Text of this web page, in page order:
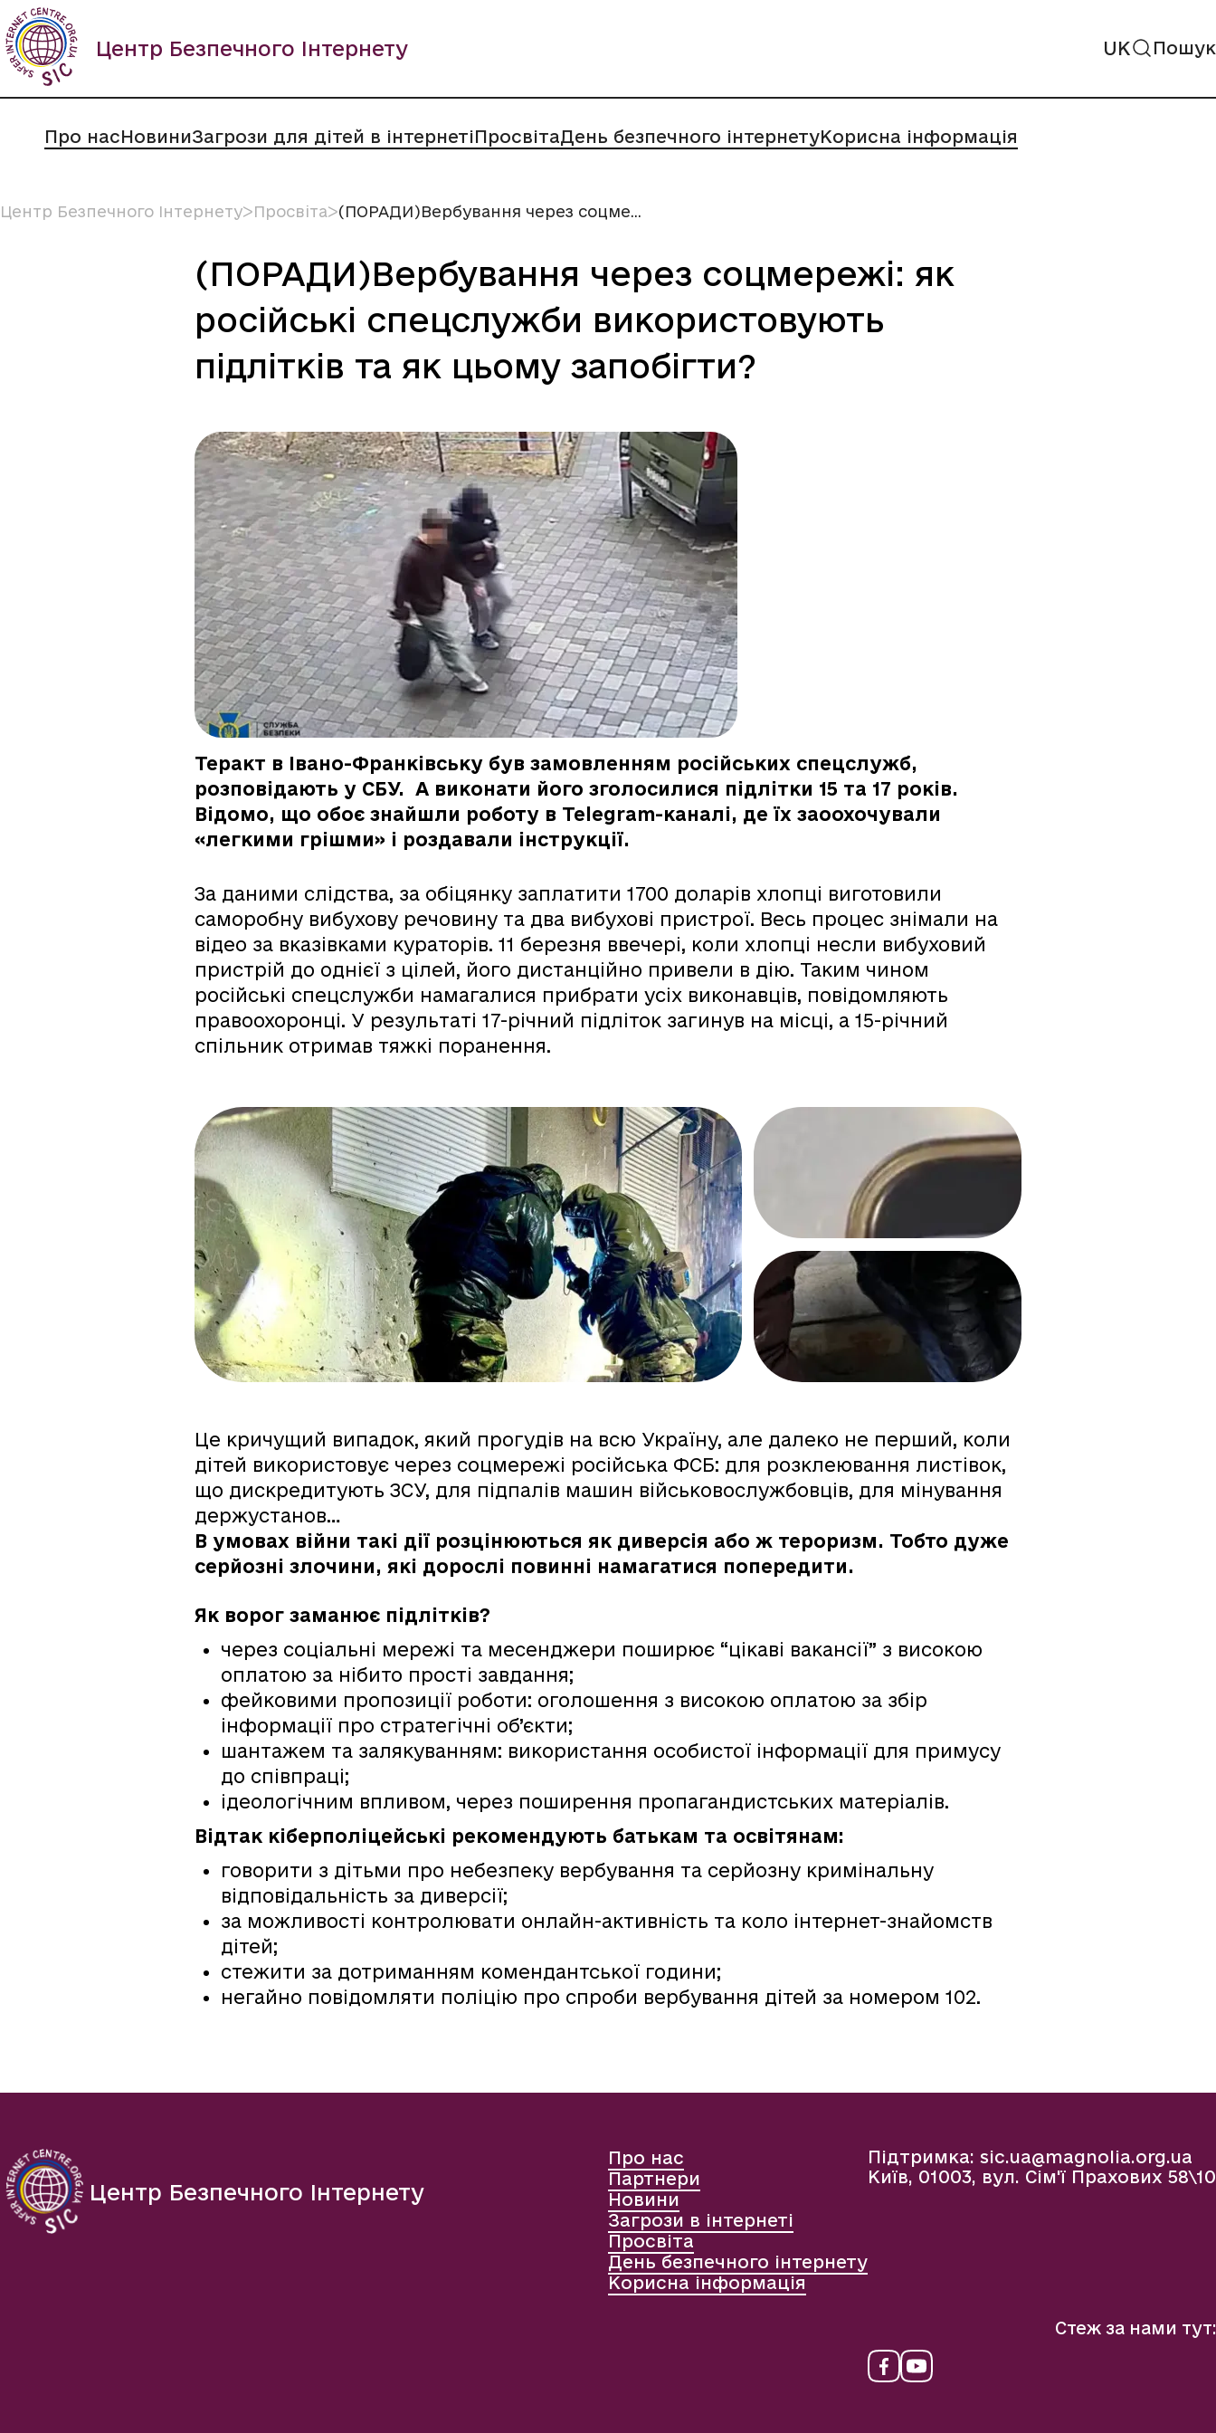
Пропустити
вміст
Центр Безпечного Інтернету UK Пошук
Про насНовиниЗагрози для дітей в інтернетіПросвітаДень безпечного інтернетуКорисна інформація
Центр Безпечного ІнтернетуᐳПросвітаᐳ(ПОРАДИ)Вербування через соцме...
(ПОРАДИ)Вербування через соцмережі: як
російські спецслужби використовують
підлітків та як цьому запобігти?
Теракт в Івано-Франківську був замовленням російських спецслужб,
розповідають у СБУ. А виконати його зголосилися підлітки 15 та 17 років.
Відомо, що обоє знайшли роботу в Telegram-каналі, де їх заоохочували
«легкими грішми» і роздавали інструкції.
За даними слідства, за обіцянку заплатити 1700 доларів хлопці виготовили
саморобну вибухову речовину та два вибухові пристрої. Весь процес знімали на
відео за вказівками кураторів. 11 березня ввечері, коли хлопці несли вибуховий
пристрій до однієї з цілей, його дистанційно привели в дію. Таким чином
російські спецслужби намагалися прибрати усіх виконавців, повідомляють
правоохоронці. У результаті 17-річний підліток загинув на місці, а 15-річний
спільник отримав тяжкі поранення.
Це кричущий випадок, який прогудів на всю Україну, але далеко не перший, коли
дітей використовує через соцмережі російська ФСБ: для розклеювання листівок,
що дискредитують ЗСУ, для підпалів машин військовослужбовців, для мінування
держустанов…
В умовах війни такі дії розцінюються як диверсія або ж тероризм. Тобто дуже
серйозні злочини, які дорослі повинні намагатися попередити.
Як ворог заманює підлітків?
через соціальні мережі та месенджери поширює “цікаві вакансії” з високою
оплатою за нібито прості завдання;
фейковими пропозиції роботи: оголошення з високою оплатою за збір
інформації про стратегічні об’єкти;
шантажем та залякуванням: використання особистої інформації для примусу
до співпраці;
ідеологічним впливом, через поширення пропагандистських матеріалів.
Відтак кіберполіцейські рекомендують батькам та освітянам:
говорити з дітьми про небезпеку вербування та серйозну кримінальну
відповідальність за диверсії;
за можливості контролювати онлайн-активність та коло інтернет-знайомств
дітей;
стежити за дотриманням комендантської години;
негайно повідомляти поліцію про спроби вербування дітей за номером 102.
Центр Безпечного Інтернету
Про нас
Партнери
Новини
Загрози в інтернеті
Просвіта
День безпечного інтернету
Корисна інформація
Підтримка: sic.ua@magnolia.org.ua
Київ, 01003, вул. Сім'ї Прахових 58\10
Стеж за нами тут: